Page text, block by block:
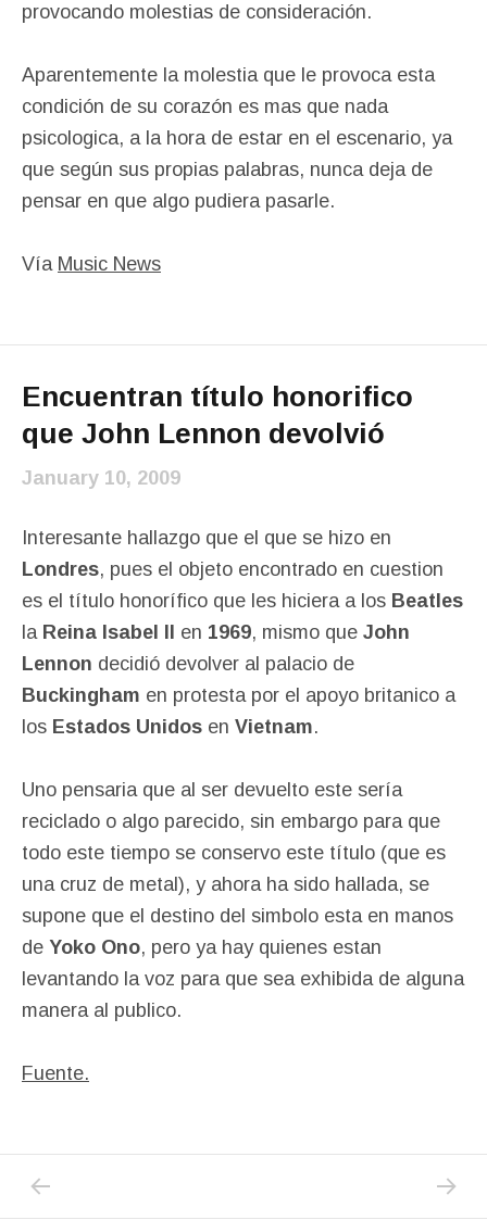
provocando molestias de consideración.
Aparentemente la molestia que le provoca esta
condición de su corazón es mas que nada
psicologica, a la hora de estar en el escenario, ya
que según sus propias palabras, nunca deja de
pensar en que algo pudiera pasarle.
Vía Music News
Encuentran título honorifico
que John Lennon devolvió
January 10, 2009
Interesante hallazgo que el que se hizo en
Londres, pues el objeto encontrado en cuestion
es el título honorífico que les hiciera a los Beatles
la Reina Isabel II en 1969, mismo que John
Lennon decidió devolver al palacio de
Buckingham en protesta por el apoyo britanico a
los Estados Unidos en Vietnam.
Uno pensaria que al ser devuelto este sería
reciclado o algo parecido, sin embargo para que
todo este tiempo se conservo este título (que es
una cruz de metal), y ahora ha sido hallada, se
supone que el destino del simbolo esta en manos
de Yoko Ono, pero ya hay quienes estan
levantando la voz para que sea exhibida de alguna
manera al publico.
Fuente.
Posts navigation NEXT